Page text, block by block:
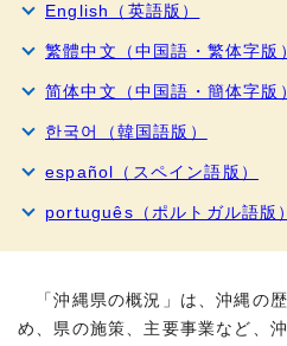
English（英語版）
繁體中文（中国語・繁体字版
简体中文（中国語・簡体字版
한국어（韓国語版）
español（スペイン語版）
português（ポルトガル語版）
「沖縄県の概況」は、沖縄の
め、県の施策、主要事業など、